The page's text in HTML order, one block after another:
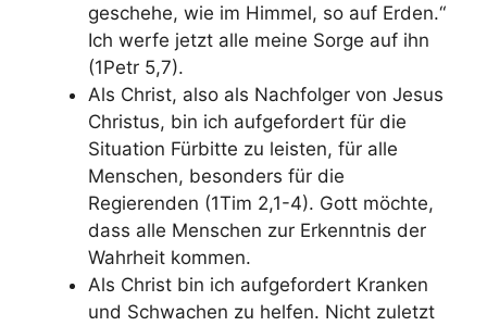
geschehe, wie im Himmel, so auf Erden.“
Ich werfe jetzt alle meine Sorge auf ihn
(1Petr 5,7).
Als Christ, also als Nachfolger von Jesus
Christus, bin ich aufgefordert für die
Situation Fürbitte zu leisten, für alle
Menschen, besonders für die
Regierenden (1Tim 2,1-4). Gott möchte,
dass alle Menschen zur Erkenntnis der
Wahrheit kommen.
Als Christ bin ich aufgefordert Kranken
und Schwachen zu helfen. Nicht zuletzt